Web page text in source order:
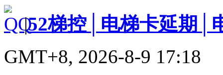
|52梯控│电梯卡延期│
GMT+8, 2026-8-9 17:18